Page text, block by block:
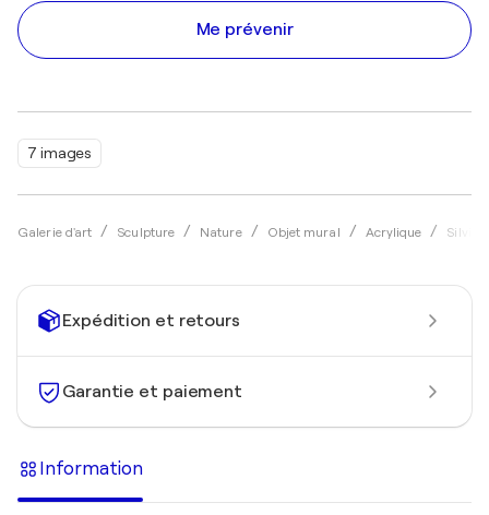
7 images
Galerie d'art Sculpture Nature Objet mural Acrylique Silvia
Me prévenir
Expédition et retours
Garantie et paiement
Information